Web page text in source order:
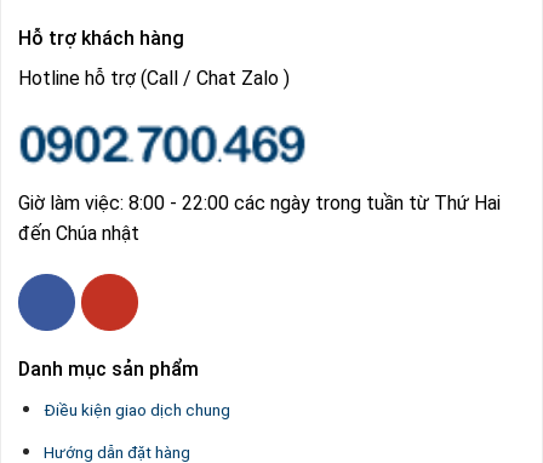
Hỗ trợ khách hàng
Hotline hỗ trợ (Call / Chat Zalo )
Giờ làm việc: 8:00 - 22:00 các ngày trong tuần từ Thứ Hai
đến Chúa nhật
Danh mục sản phẩm
Điều kiện giao dịch chung
Hướng dẫn đặt hàng